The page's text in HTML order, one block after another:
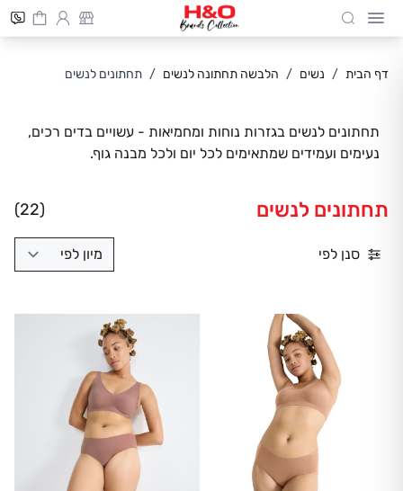
Cart
חיפוש
דף הבית / נשים / הלבשה תחתונה לנשים / תחתונים לנשים
תחתונים לנשים בגזרות נוחות ומחמיאות - עשויים בדים רכים,
נעימים ועמידים שמתאימים לכל יום ולכל מבנה גוף.
תחתונים לנשים (22)
סנן לפי
מיון לפי